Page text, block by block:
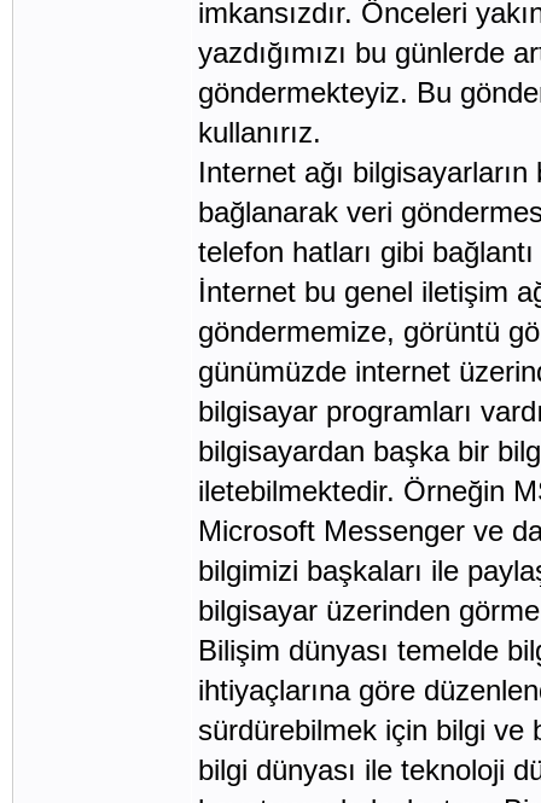
imkansızdır. Önceleri
yazdığımızı bu günlerde
göndermekteyiz. Bu
kullanırız.
Internet ağı
bağlanarak veri
telefon hatları gibi
İnternet bu genel iletişim
göndermemize, görüntü
günümüzde internet
bilgisayar programları
bilgisayardan başka bir
iletebilmektedir. Örneğin
Microsoft Messenger ve
bilgimizi başkaları ile
bilgisayar üzerinden
Bilişim dünyası temelde
ihtiyaçlarına göre
sürdürebilmek için bilgi ve
bilgi dünyası ile teknoloji